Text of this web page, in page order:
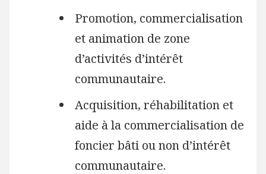
Promotion, commercialisation
et animation de zone
d’activités d’intérêt
communautaire.
Acquisition, réhabilitation et
aide à la commercialisation de
foncier bâti ou non d’intérêt
communautaire.